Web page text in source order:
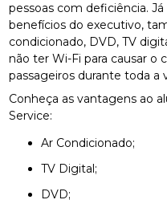
pessoas com deficiência.
benefícios do executivo,
condicionado, DVD, TV
não ter Wi-Fi para causar
passageiros durante toda a
Conheça as vantagens ao
Service:
Ar Condicionado;
TV Digital;
DVD;